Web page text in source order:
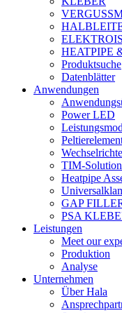
HEATPIPE
Produktsuche
Datenblätter
Anwendungen
Power LED
TIM-
Heatpipe
GAP
PSA
Leistungen
Meet our
Produktion
Analyse
Unternehmen
Über Hala